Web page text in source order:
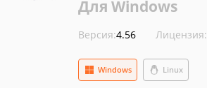
Для Windows
Версия:4.56 Лицензия:
Windows Linux